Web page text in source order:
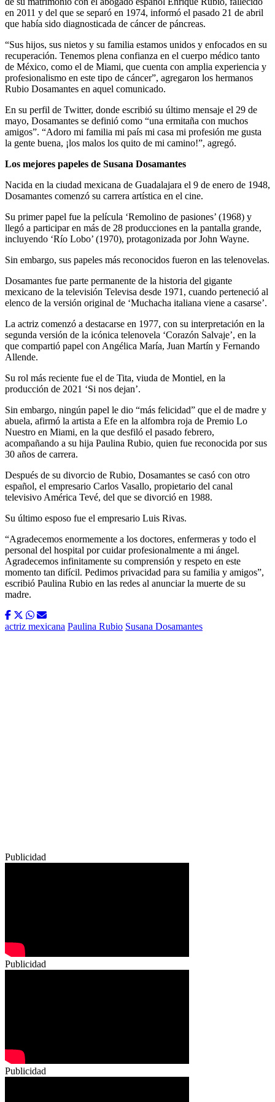
en 2011 y del que se separó en 1974, informó el pasado 21 de abril
que había sido diagnosticada de cáncer de páncreas.
“Sus hijos, sus nietos y su familia estamos unidos y enfocados en su
recuperación. Tenemos plena confianza en el cuerpo médico tanto
de México, como el de Miami, que cuenta con amplia experiencia y
profesionalismo en este tipo de cáncer”, agregaron los hermanos
Rubio Dosamantes en aquel comunicado.
En su perfil de Twitter, donde escribió su último mensaje el 29 de
mayo, Dosamantes se definió como “una ermitaña con muchos
amigos”. “Adoro mi familia mi país mi casa mi profesión me gusta
la gente buena, ¡los malos los quito de mi camino!”, agregó.
Los mejores papeles de Susana Dosamantes
Nacida en la ciudad mexicana de Guadalajara el 9 de enero de 1948,
Dosamantes comenzó su carrera artística en el cine.
Su primer papel fue la película ‘Remolino de pasiones’ (1968) y
llegó a participar en más de 28 producciones en la pantalla grande,
incluyendo ‘Río Lobo’ (1970), protagonizada por John Wayne.
Sin embargo, sus papeles más reconocidos fueron en las telenovelas.
Dosamantes fue parte permanente de la historia del gigante
mexicano de la televisión Televisa desde 1971, cuando perteneció al
elenco de la versión original de ‘Muchacha italiana viene a casarse’.
La actriz comenzó a destacarse en 1977, con su interpretación en la
segunda versión de la icónica telenovela ‘Corazón Salvaje’, en la
que compartió papel con Angélica María, Juan Martín y Fernando
Allende.
Su rol más reciente fue el de Tita, viuda de Montiel, en la
producción de 2021 ‘Si nos dejan’.
Sin embargo, ningún papel le dio “más felicidad” que el de madre y
abuela, afirmó la artista a Efe en la alfombra roja de Premio Lo
Nuestro en Miami, en la que desfiló el pasado febrero,
acompañando a su hija Paulina Rubio, quien fue reconocida por sus
30 años de carrera.
Después de su divorcio de Rubio, Dosamantes se casó con otro
español, el empresario Carlos Vasallo, propietario del canal
televisivo América Tevé, del que se divorció en 1988.
Su último esposo fue el empresario Luis Rivas.
“Agradecemos enormemente a los doctores, enfermeras y todo el
personal del hospital por cuidar profesionalmente a mi ángel.
Agradecemos infinitamente su comprensión y respeto en este
momento tan difícil. Pedimos privacidad para su familia y amigos”,
escribió Paulina Rubio en las redes al anunciar la muerte de su
madre.
actriz mexicana Paulina Rubio Susana Dosamantes
Publicidad
Publicidad
Publicidad